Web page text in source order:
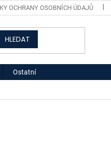
OCHRANY OSOBNÍCH ÚDAJŮ
HLEDAT
Ostatní